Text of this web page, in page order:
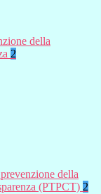
della
2
della
(PTPCT) 2